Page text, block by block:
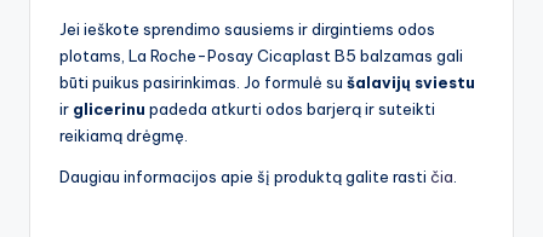
Jei ieškote sprendimo sausiems ir dirgintiems odos
plotams, La Roche-Posay Cicaplast B5 balzamas gali
būti puikus pasirinkimas. Jo formulė su šalavijų sviestu
ir glicerinu padeda atkurti odos barjerą ir suteikti
reikiamą drėgmę.
Daugiau informacijos apie šį produktą galite rasti čia